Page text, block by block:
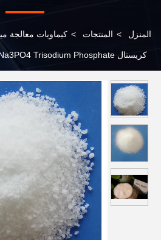
المنزل > المنتجات > كيماويات معالجة